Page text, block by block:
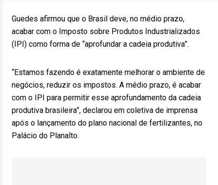
Guedes afirmou que o Brasil deve, no médio prazo,
acabar com o Imposto sobre Produtos Industrializados
(IPI) como forma de “aprofundar a cadeia produtiva”.
“Estamos fazendo é exatamente melhorar o ambiente de
negócios, reduzir os impostos. A médio prazo, é acabar
com o IPI para permitir esse aprofundamento da cadeia
produtiva brasileira”, declarou em coletiva de imprensa
após o lançamento do plano nacional de fertilizantes, no
Palácio do Planalto.